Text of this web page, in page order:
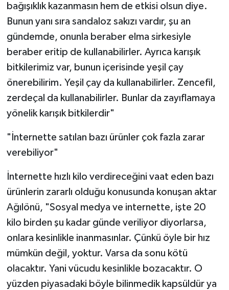
bağışıklık kazanmasın hem de etkisi olsun diye.
Bunun yanı sıra sandaloz sakızı vardır, şu an
gündemde, onunla beraber elma sirkesiyle
beraber eritip de kullanabilirler. Ayrıca karışık
bitkilerimiz var, bunun içerisinde yeşil çay
önerebilirim. Yeşil çay da kullanabilirler. Zencefil,
zerdeçal da kullanabilirler. Bunlar da zayıflamaya
yönelik karışık bitkilerdir"
"İnternette satılan bazı ürünler çok fazla zarar
verebiliyor"
İnternette hızlı kilo verdireceğini vaat eden bazı
ürünlerin zararlı olduğu konusunda konuşan aktar
Ağılönü, "Sosyal medya ve internette, işte 20
kilo birden şu kadar günde veriliyor diyorlarsa,
onlara kesinlikle inanmasınlar. Çünkü öyle bir hız
mümkün değil, yoktur. Varsa da sonu kötü
olacaktır. Yani vücudu kesinlikle bozacaktır. O
yüzden piyasadaki böyle bilinmedik kapsüldür ya